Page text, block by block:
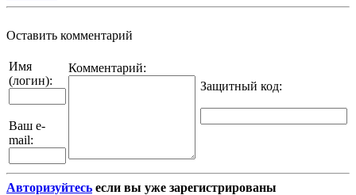
Оставить комментарий
Имя
(логин):
Ваш e-
mail:
Комментарий:
Защитный код:
Авторизуйтесь если вы уже зарегистрированы